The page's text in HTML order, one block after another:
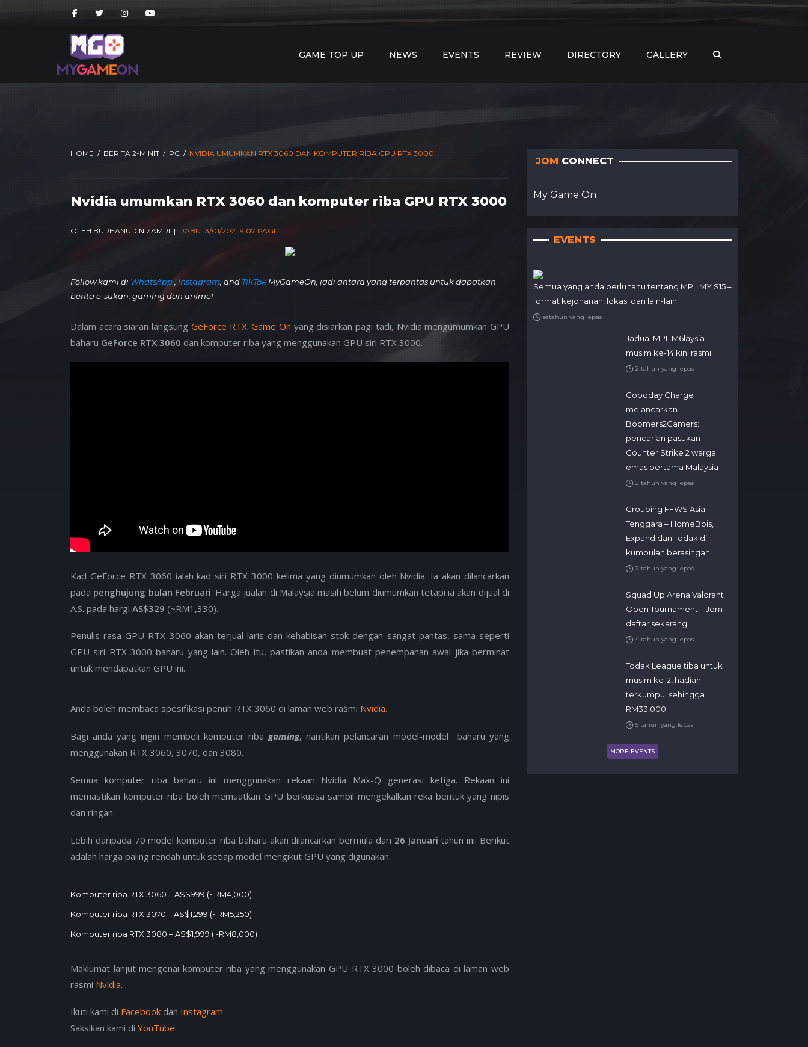
dan komputer riba yang menggunakan GPU siri RTX
GeForce RTX: Game On yang disiarkan pagi tadi, Nvidia mengumumkan GPU baharu
siri RTX 3000." />
GAME TOP UP NEWS EVENTS REVIEW DIRECTORY GALLERY
HOME / BERITA 2-MINIT / PC / NVIDIA UMUMKAN RTX 3060 DAN KOMPUTER RIBA GPU RTX 3000
Nvidia umumkan RTX 3060 dan komputer riba GPU RTX 3000
OLEH BURHANUDIN ZAMRI | RABU 13/01/2021 9:07 PAGI
Follow kami di WhatsApp Instagram , and TikTok MyGameOn, jadi antara yang terpantas untuk dapatkan
berita e-sukan, gaming dan anime!
Dalam acara siaran langsung GeForce RTX: Game On yang disiarkan pagi tadi, Nvidia mengumumkan GPU
baharu GeForce RTX 3060 dan komputer riba yang menggunakan GPU siri RTX 3000.
Kad GeForce RTX 3060 ialah kad siri RTX 3000 kelima yang diumumkan oleh Nvidia. Ia akan dilancarkan
pada penghujung bulan Februari. Harga jualan di Malaysia masih belum diumumkan tetapi ia akan dijual di
A.S. pada hargi AS$329 (~RM1,330).
Penulis rasa GPU RTX 3060 akan terjual laris dan kehabisan stok dengan sangat pantas, sama seperti
GPU siri RTX 3000 baharu yang lain. Oleh itu, pastikan anda membuat penempahan awal jika berminat
untuk mendapatkan GPU ini.
Anda boleh membaca spesifikasi penuh RTX 3060 di laman web rasmi Nvidia.
Bagi anda yang ingin membeli komputer ribagaming, nantikan pelancaran model-model baharu yang
menggunakan RTX 3060, 3070, dan 3080.
Semua komputer riba baharu ini menggunakan rekaan Nvidia Max-Q generasi ketiga. Rekaan ini
memastikan komputer riba boleh memuatkan GPU berkuasa sambil mengekalkan reka bentuk yang nipis
dan ringan.
Lebih daripada 70 model komputer riba baharu akan dilancarkan bermula dari 26 Januari tahun ini. Berikut
adalah harga paling rendah untuk setiap model mengikut GPU yang digunakan:
Komputer riba RTX 3060 – AS$999 (~RM4,000)
Komputer riba RTX 3070 – AS$1,299 (~RM5,250)
Komputer riba RTX 3080 – AS$1,999 (~RM8,000)
Maklumat lanjut mengenai komputer riba yang menggunakan GPU RTX 3000 boleh dibaca di laman web
rasmi Nvidia.
Ikuti kami di Facebook dan Instagram.
Saksikan kami di YouTube.
JOM CONNECT
My Game On
EVENTS
Semua yang anda perlu tahu tentang MPL MY S15 –
format kejohanan, lokasi dan lain-lain
setahun yang lepas
Jadual MPL M6laysia
musim ke-14 kini rasmi
2 tahun yang lepas
Goodday Charge
melancarkan
Boomers2Gamers:
pencarian pasukan
Counter Strike 2 warga
emas pertama Malaysia
2 tahun yang lepas
Grouping FFWS Asia
Tenggara – HomeBois,
Expand dan Todak di
kumpulan berasingan
2 tahun yang lepas
Squad Up Arena Valorant
Open Tournament – Jom
daftar sekarang
4 tahun yang lepas
Todak League tiba untuk
musim ke-2, hadiah
terkumpul sehingga
RM33,000
5 tahun yang lepas
MORE EVENTS